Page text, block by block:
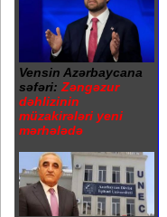
Vensin Azərbaycana
səfəri: Zəngəzur
dəhlizinin
müzakirələri yeni
mərhələdə